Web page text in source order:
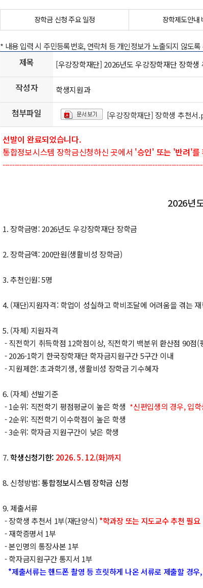
장학금 신청 주요 일정 장학제도안내
* 내용 입력 시 주민등록번호, 연락처 등 개인정보가 노출되지 않도
제목 [우강장학재단] 2026년도 우강장학재단 장학
작성자 학생지원과
첨부파일 [우강장학재단] 장학생 추천서
선발이 완료되었습니다.
통합정보시스템 장학금신청하신 곳에서 '승인' 또는 '반려'를
2026년
1. 장학금명: 2026년도 우강장학재단 장학금
2. 장학금액: 200만원(생활비성 장학금)
3. 추천인원: 5명
4. (재단)지원자격: 학업이 성실하고 학비조달에 어려움을 겪는 재
5. (자체) 지원자격
- 직전학기 취득학점 12학점이상, 직전학기 백분위 환산점 90점(
- 2026-1학기 한국장학재단 학자금지원구간 5구간 이내
- 지원제한: 초과학기생, 생활비성 장학금 기수혜자
6. (자체) 선발기준
- 1순위: 직전학기 평점평균이 높은 학생 *신편입생의 경우, 입
- 2순위: 직전학기 이수학점이 높은 학생
- 3순위: 학자금 지원구간이 낮은 학생
7.학생신청기한: 2026. 5. 12.(화)까지
8. 신청방법:통합정보시스템 장학금 신청
9. 제출서류
- 장학생 추천서 1부(재단양식) *학과장 또는 지도교수 추천 필요
- 재학증명서 1부
- 본인명의 통장사본 1부
- 학자금지원구간 통지서 1부
*제출서류는 핸드폰 촬영 등 흐릿하게 나온 서류로 제출할 경